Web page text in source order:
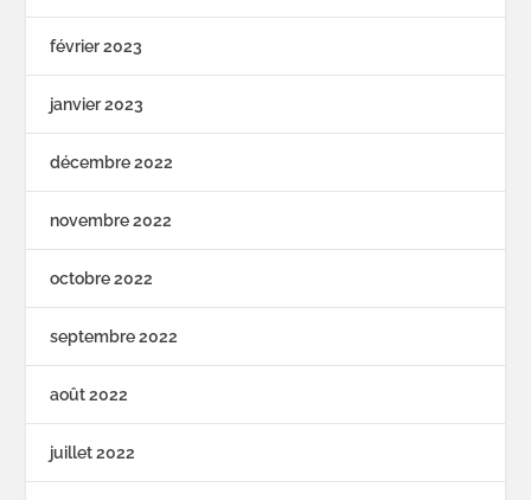
février 2023
janvier 2023
décembre 2022
novembre 2022
octobre 2022
septembre 2022
août 2022
juillet 2022